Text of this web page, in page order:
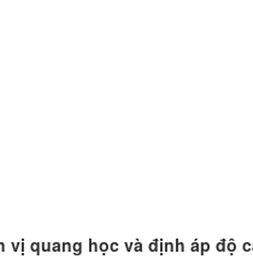
vị quang học và định áp độ